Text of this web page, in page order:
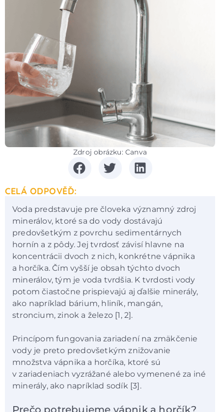
Zdroj obrázku: Canva
CELÁ ODPOVĚĎ:
Voda predstavuje pre človeka významný zdroj
minerálov, ktoré sa do vody dostávajú
predovšetkým z povrchu sedimentárnych
hornín a z pôdy. Jej tvrdosť závisí hlavne na
koncentrácii dvoch z nich, konkrétne vápnika
a horčíka. Čím vyšší je obsah týchto dvoch
minerálov, tým je voda tvrdšia. K tvrdosti vody
potom čiastočne prispievajú aj ďalšie minerály,
ako napríklad bárium, hliník, mangán,
stroncium, zinok a železo [1, 2].
Princípom fungovania zariadení na zmäkčenie
vody je preto predovšetkým znižovanie
množstva vápnika a horčíka, ktoré sú
v zariadeniach vyzrážané alebo vymenené za iné
minerály, ako napríklad sodík [3].